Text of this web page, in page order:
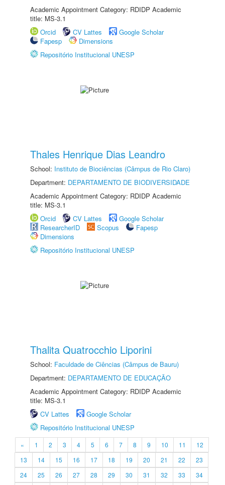
Academic Appointment Category: RDIDP Academic
title: MS-3.1
Orcid
CV Lattes
Google Scholar
Fapesp
Dimensions
Repositório Institucional UNESP
Thales Henrique Dias Leandro
School: Instituto de Biociências (Câmpus de Rio Claro)
Department: DEPARTAMENTO DE BIODIVERSIDADE
Academic Appointment Category: RDIDP Academic
title: MS-3.1
Orcid
CV Lattes
Google Scholar
ResearcherID
Scopus
Fapesp
Dimensions
Repositório Institucional UNESP
Thalita Quatrocchio Liporini
School: Faculdade de Ciências (Câmpus de Bauru)
Department: DEPARTAMENTO DE EDUCAÇÃO
Academic Appointment Category: RDIDP Academic
title: MS-3.1
CV Lattes
Google Scholar
Repositório Institucional UNESP
« 1 2 3 4 5 6 7 8 9 10 11
12
13
14 15 16 17 18 19 20 21 22
23
24
25 26 27 28 29 30 31 32 33
34